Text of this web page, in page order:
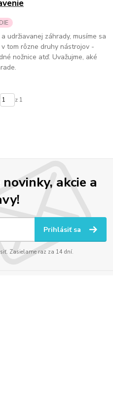
udržiavanej záhrady, musíme sa
tom rôzne druhy nástrojov -
nožnice atď. Uvažujme, aké
z 1
akcie a
Prihlásiť sa
Zasielame raz za 14 dní.